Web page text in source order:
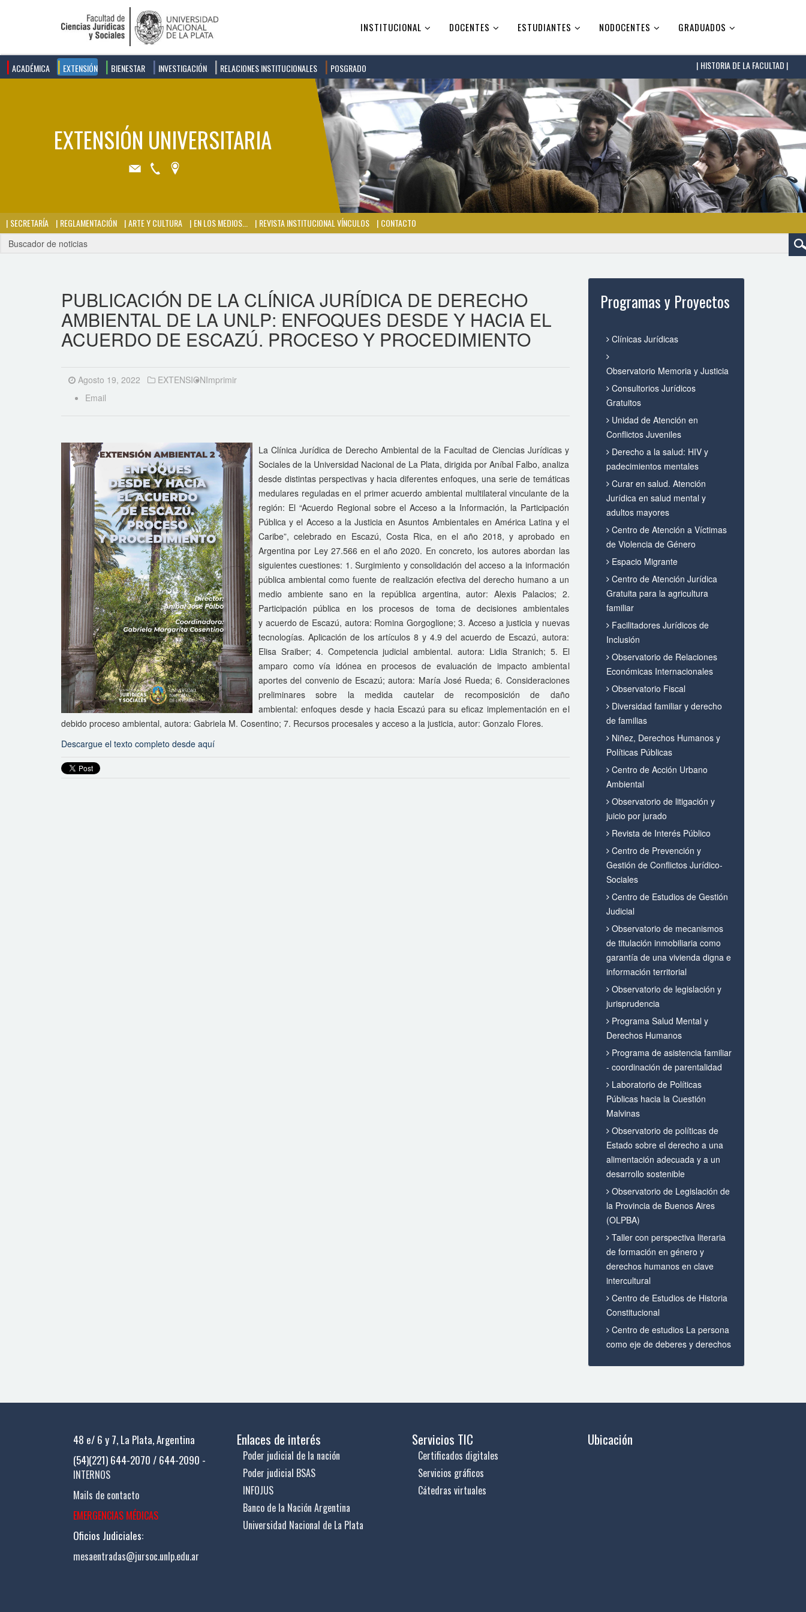
INSTITUCIONAL DOCENTES ESTUDIANTES NODOCENTES GRADUADOS
ACADÉMICA EXTENSIÓN BIENESTAR INVESTIGACIÓN RELACIONES INSTITUCIONALES POSGRADO HISTORIA DE LA FACULTAD |
SECRETARÍA REGLAMENTACIÓN ARTE Y CULTURA EN LOS MEDIOS... REVISTA INSTITUCIONAL VÍNCULOS CONTACTO
PUBLICACIÓN DE LA CLÍNICA JURÍDICA DE DERECHO
AMBIENTAL DE LA UNLP: ENFOQUES DESDE Y HACIA EL
ACUERDO DE ESCAZÚ. PROCESO Y PROCEDIMIENTO
Agosto 19, 2022 EXTENSIONImprimir
Email
La Clínica Jurídica de Derecho Ambiental de la Facultad de Ciencias Jurídicas y
Sociales de la Universidad Nacional de La Plata, dirigida por Aníbal Falbo, analiza
desde distintas perspectivas y hacia diferentes enfoques, una serie de temáticas
medulares reguladas en el primer acuerdo ambiental multilateral vinculante de la
región: El “Acuerdo Regional sobre el Acceso a la Información, la Participación
Pública y el Acceso a la Justicia en Asuntos Ambientales en América Latina y el
Caribe”, celebrado en Escazú, Costa Rica, en el año 2018, y aprobado en
Argentina por Ley 27.566 en el año 2020. En concreto, los autores abordan las
siguientes cuestiones: 1. Surgimiento y consolidación del acceso a la información
pública ambiental como fuente de realización efectiva del derecho humano a un
medio ambiente sano en la república argentina, autor: Alexis Palacios; 2.
Participación pública en los procesos de toma de decisiones ambientales
y acuerdo de Escazú, autora: Romina Gorgoglione; 3. Acceso a justicia y nuevas
tecnologías. Aplicación de los artículos 8 y 4.9 del acuerdo de Escazú, autora:
Elisa Sraiber; 4. Competencia judicial ambiental. autora: Lidia Stranich; 5. El
amparo como vía idónea en procesos de evaluación de impacto ambiental
aportes del convenio de Escazú; autora: María José Rueda; 6. Consideraciones
preliminares sobre la medida cautelar de recomposición de daño
ambiental: enfoques desde y hacia Escazú para su eficaz implementación en el
debido proceso ambiental, autora: Gabriela M. Cosentino; 7. Recursos procesales y acceso a la justicia, autor: Gonzalo Flores.
Descargue el texto completo desde aquí
Programas y Proyectos
Clínicas Jurídicas
Observatorio Memoria y Justicia
Consultorios Jurídicos
Gratuitos
Unidad de Atención en
Conflictos Juveniles
Derecho a la salud: HIV y
padecimientos mentales
Curar en salud. Atención
Jurídica en salud mental y
adultos mayores
Centro de Atención a Víctimas
de Violencia de Género
Espacio Migrante
Centro de Atención Jurídica
Gratuita para la agricultura
familiar
Facilitadores Jurídicos de
Inclusión
Observatorio de Relaciones
Económicas Internacionales
Observatorio Fiscal
Diversidad familiar y derecho
de familias
Niñez, Derechos Humanos y
Políticas Públicas
Centro de Acción Urbano
Ambiental
Observatorio de litigación y
juicio por jurado
Revista de Interés Público
Centro de Prevención y
Gestión de Conflictos Jurídico-
Sociales
Centro de Estudios de Gestión
Judicial
Observatorio de mecanismos
de titulación inmobiliaria como
garantía de una vivienda digna e
información territorial
Observatorio de legislación y
jurisprudencia
Programa Salud Mental y
Derechos Humanos
Programa de asistencia familiar
- coordinación de parentalidad
Laboratorio de Políticas
Públicas hacia la Cuestión
Malvinas
Observatorio de políticas de
Estado sobre el derecho a una
alimentación adecuada y a un
desarrollo sostenible
Observatorio de Legislación de
la Provincia de Buenos Aires
(OLPBA)
Taller con perspectiva literaria
de formación en género y
derechos humanos en clave
intercultural
Centro de Estudios de Historia
Constitucional
Centro de estudios La persona
como eje de deberes y derechos
48 e/ 6 y 7, La Plata, Argentina
(54)(221) 644-2070 / 644-2090 -
INTERNOS
Mails de contacto
EMERGENCIAS MÉDICAS
Oficios Judiciales:
mesaentradas@jursoc.unlp.edu.ar
Enlaces de interés
Poder judicial de la nación
Poder judicial BSAS
INFOJUS
Banco de la Nación Argentina
Universidad Nacional de La Plata
Servicios TIC
Certificados digitales
Servicios gráficos
Cátedras virtuales
Ubicación